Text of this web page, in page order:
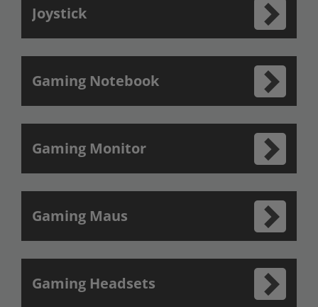
Joystick
Gaming Notebook
Gaming Monitor
Gaming Maus
Gaming Headsets